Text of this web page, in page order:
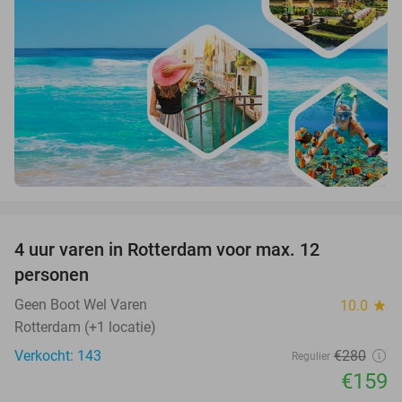
4 uur varen in Rotterdam voor max. 12
personen
Geen Boot Wel Varen 10.0 star
Rotterdam (+1 locatie)
Verkocht: 143
Regulier €280
€159